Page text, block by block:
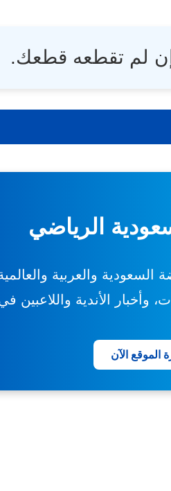
لم تقطعه قطعك.
⚽🏆
الرياضي
السعودية والعربية
وأخبار الأندية واللاعبين
الموقع الآن